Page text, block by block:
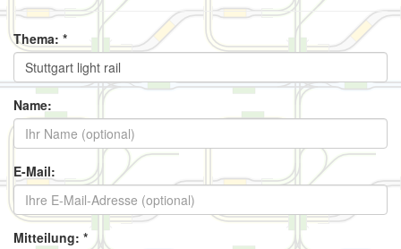
Thema: *
Name:
E-Mail:
Mitteilung: *